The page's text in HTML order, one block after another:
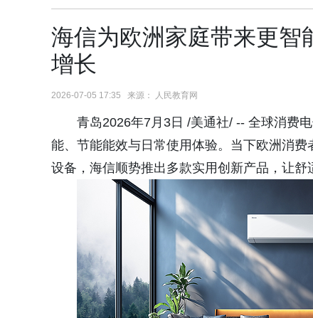
海信为欧洲家庭带来更智
增长
2026-07-05 17:35 来源： 人民教育网
青岛2026年7月3日 /美通社/ -- 全球消费
能、节能能效与日常使用体验。当下欧洲消
设备，海信顺势推出多款实用创新产品，让舒